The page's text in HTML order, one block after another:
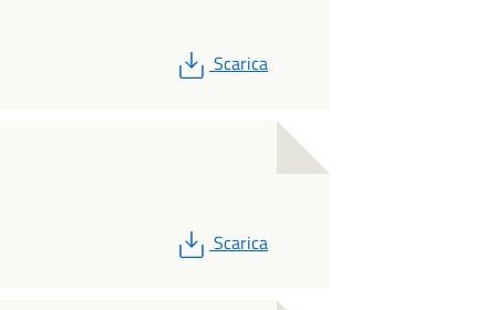
PDF
Scarica
PDF
Scarica